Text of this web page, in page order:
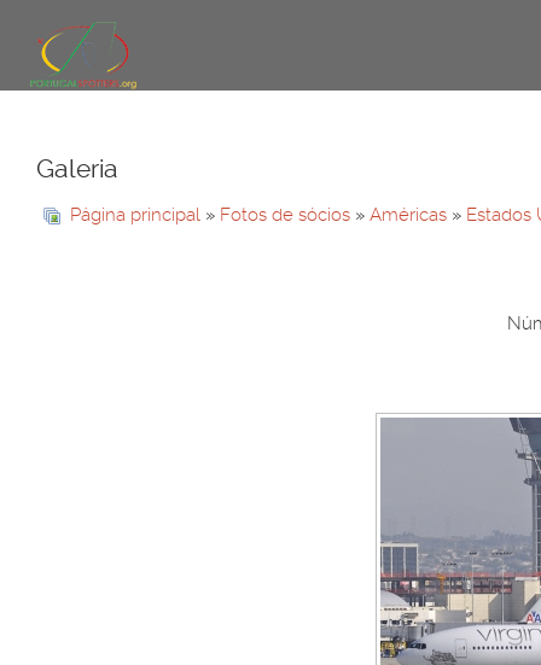
Galeria
Página principal » Fotos de sócios » Américas » Estados